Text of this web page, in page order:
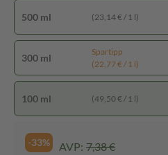
500 ml (23,14 € / 1 l)
300 ml
Spartipp
(22,77 € / 1 l)
100 ml (49,50 € / 1 l)
-33% AVP: 7,38 €